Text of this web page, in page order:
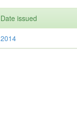
Date issued
2014